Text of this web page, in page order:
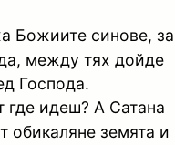
Божиите синове, за
между тях дойде
Господа.
где идеш? А Сатана
обикаляне земята и